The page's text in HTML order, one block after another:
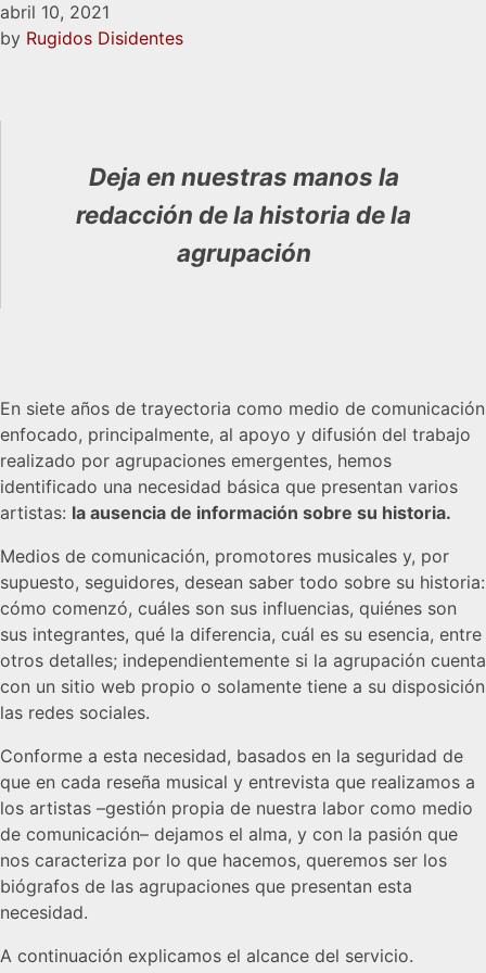
abril 10, 2021
by Rugidos Disidentes
Deja en nuestras manos la
redacción de la historia de la
agrupación
En siete años de trayectoria como medio de comunicación
enfocado, principalmente, al apoyo y difusión del trabajo
realizado por agrupaciones emergentes, hemos
identificado una necesidad básica que presentan varios
artistas: la ausencia de información sobre su historia.
Medios de comunicación, promotores musicales y, por
supuesto, seguidores, desean saber todo sobre su historia:
cómo comenzó, cuáles son sus influencias, quiénes son
sus integrantes, qué la diferencia, cuál es su esencia, entre
otros detalles; independientemente si la agrupación cuenta
con un sitio web propio o solamente tiene a su disposición
las redes sociales.
Conforme a esta necesidad, basados en la seguridad de
que en cada reseña musical y entrevista que realizamos a
los artistas –gestión propia de nuestra labor como medio
de comunicación– dejamos el alma, y con la pasión que
nos caracteriza por lo que hacemos, queremos ser los
biógrafos de las agrupaciones que presentan esta
necesidad.
A continuación explicamos el alcance del servicio.